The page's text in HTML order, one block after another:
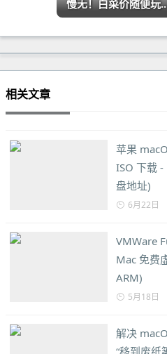
慢无！白菜价随便玩
相关文章
苹果
ISO 下载
盘地址)
6月22日
VMWare
Mac 免费
ARM)
5月18日
解决
“移到废纸